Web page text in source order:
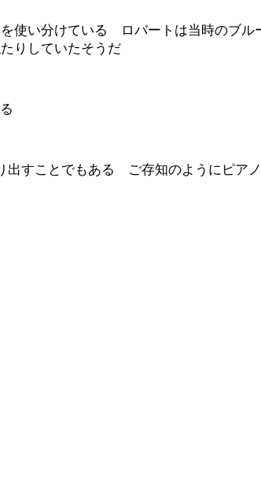
使い分けている ロバートは当時のブ
りしていたそうだ
出すことでもある ご存知のようにピア